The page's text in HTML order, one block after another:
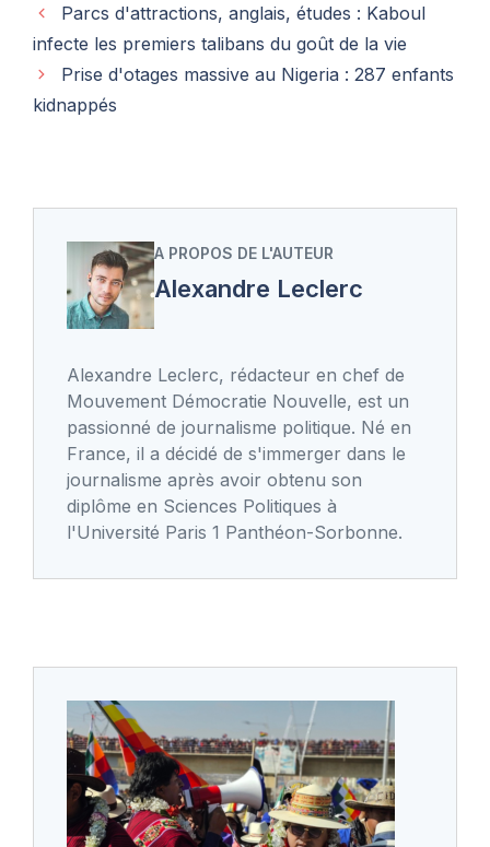
Parcs d'attractions, anglais, études : Kaboul
infecte les premiers talibans du goût de la vie
Prise d'otages massive au Nigeria : 287 enfants
kidnappés
A PROPOS DE L'AUTEUR
Alexandre Leclerc
Alexandre Leclerc, rédacteur en chef de
Mouvement Démocratie Nouvelle, est un
passionné de journalisme politique. Né en
France, il a décidé de s'immerger dans le
journalisme après avoir obtenu son
diplôme en Sciences Politiques à
l'Université Paris 1 Panthéon-Sorbonne.